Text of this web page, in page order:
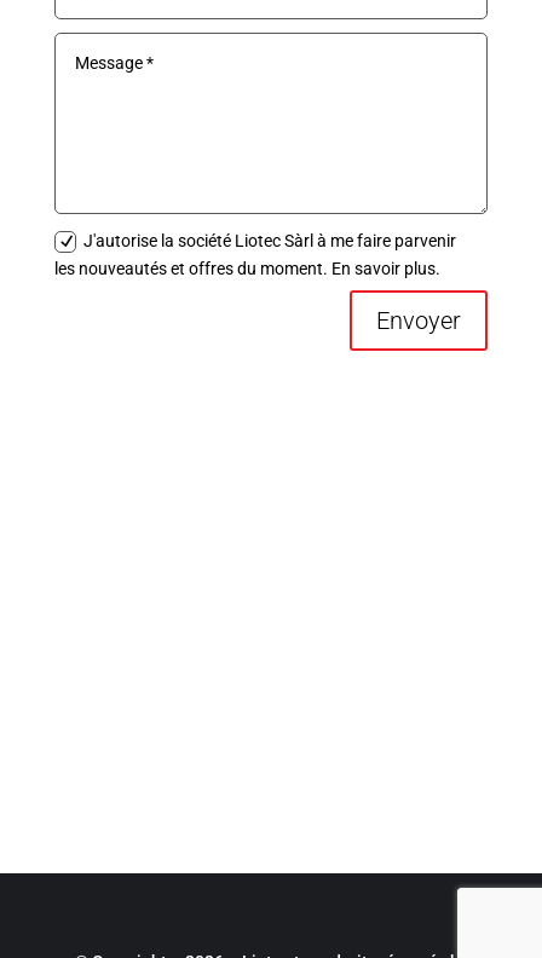
J'autorise la société Liotec Sàrl à me faire parvenir
les nouveautés et offres du moment. En savoir plus.
Envoyer